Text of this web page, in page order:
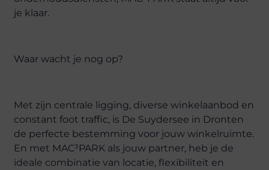
je klaar.
Waar wacht je nog op?
Met zijn centrale ligging, diverse winkelaanbod en
constant foot traffic, is De Suydersee in Dronten
de perfecte bestemming voor jouw winkelruimte.
En met MAC³PARK als jouw partner, heb je de
ideale combinatie van locatie, flexibiliteit en